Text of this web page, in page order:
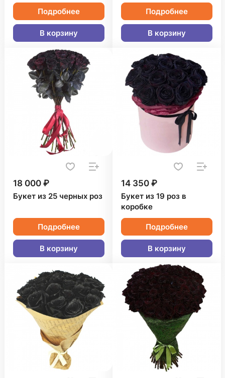
Подробнее
В корзину
Подробнее
В корзину
18 000 ₽
Букет из 25 черных роз
Подробнее
В корзину
14 350 ₽
Букет из 19 роз в
коробке
Подробнее
В корзину